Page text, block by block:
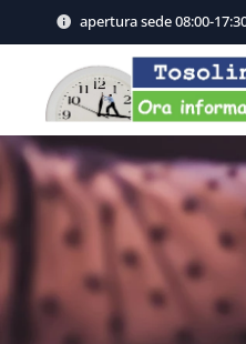
apertura sede 08:00-